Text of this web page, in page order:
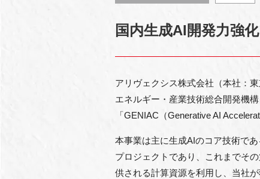
国内生成AI開発力強
アリヴェクシス株式会社（本社：
エネルギー・産業技術総合開発機
「GENIAC（Generative AI
本事業は主に生成AIのコア技術で
プロジェクトであり、これまでそ
供される計算資源を利用し、当社